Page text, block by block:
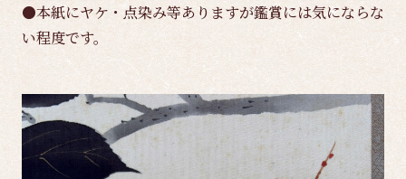
●本紙にヤケ・点染み等ありますが鑑賞には気にならな
い程度です。